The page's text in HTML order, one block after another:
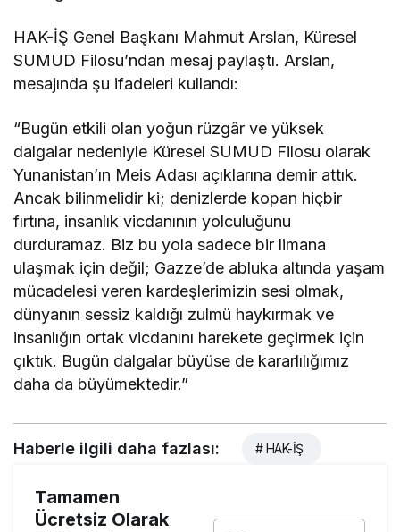
HAK-İŞ Genel Başkanı Mahmut Arslan, Küresel
SUMUD Filosu’ndan mesaj paylaştı. Arslan,
mesajında şu ifadeleri kullandı:
“Bugün etkili olan yoğun rüzgâr ve yüksek
dalgalar nedeniyle Küresel SUMUD Filosu olarak
Yunanistan’ın Meis Adası açıklarına demir attık.
Ancak bilinmelidir ki; denizlerde kopan hiçbir
fırtına, insanlık vicdanının yolculuğunu
durduramaz. Biz bu yola sadece bir limana
ulaşmak için değil; Gazze’de abluka altında yaşam
mücadelesi veren kardeşlerimizin sesi olmak,
dünyanın sessiz kaldığı zulmü haykırmak ve
insanlığın ortak vicdanını harekete geçirmek için
çıktık. Bugün dalgalar büyüse de kararlılığımız
daha da büyümektedir.”
Haberle ilgili daha fazlası: # HAK-İŞ
Tamamen
Ücretsiz Olarak